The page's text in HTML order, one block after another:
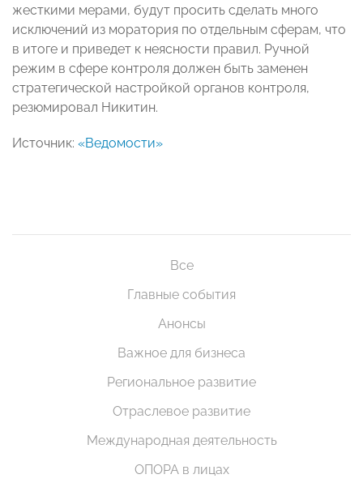
жесткими мерами, будут просить сделать много
исключений из моратория по отдельным сферам, что
в итоге и приведет к неясности правил. Ручной
режим в сфере контроля должен быть заменен
стратегической настройкой органов контроля,
резюмировал Никитин.
Источник: «Ведомости»
Все
Главные события
Анонсы
Важное для бизнеса
Региональное развитие
Отраслевое развитие
Международная деятельность
ОПОРА в лицах